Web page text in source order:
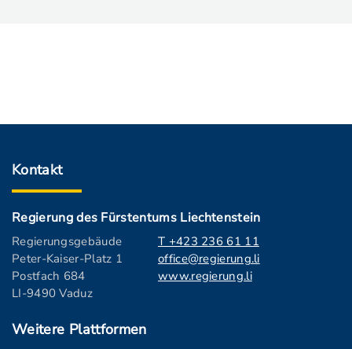
Kontakt
Regierung des Fürstentums Liechtenstein
Regierungsgebäude
Peter-Kaiser-Platz 1
Postfach 684
LI-9490 Vaduz
T +423 236 61 11
office@regierung.li
www.regierung.li
Weitere Plattformen